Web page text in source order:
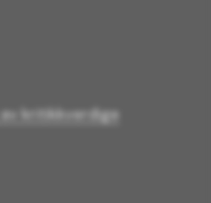
kritikkverdige